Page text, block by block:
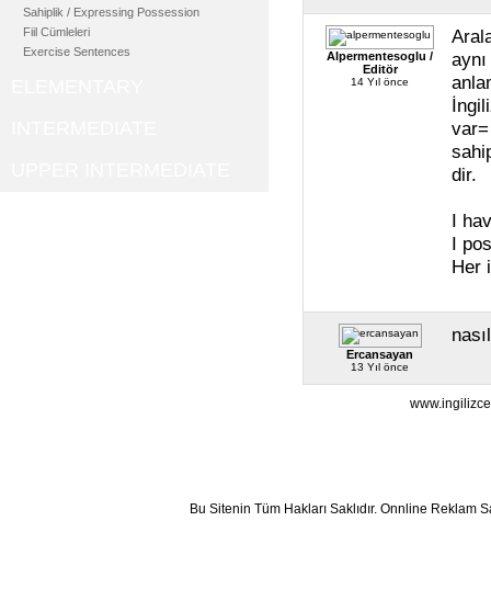
Sahiplik / Expressing Possession
Fiil Cümleleri
Exercise Sentences
Alpermentesoglu /
Editör
14 Yıl önce
dir.
I
I
Her
Ercansayan
13 Yıl önce
Bu Sitenin Tüm Hakları Saklıdır. Onnline